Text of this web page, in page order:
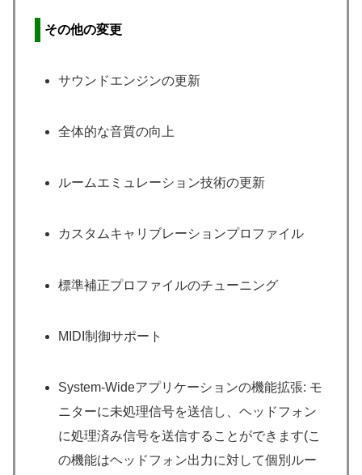
その他の変更
サウンドエンジンの更新
全体的な音質の向上
ルームエミュレーション技術の更新
カスタムキャリブレーションプロファイル
標準補正プロファイルのチューニング
MIDI制御サポート
System-Wideアプリケーションの機能拡張: モ
ニターに未処理信号を送信し、ヘッドフォン
に処理済み信号を送信することができます(こ
の機能はヘッドフォン出力に対して個別ルー